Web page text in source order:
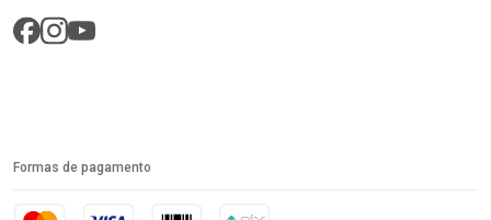
Formas de pagamento